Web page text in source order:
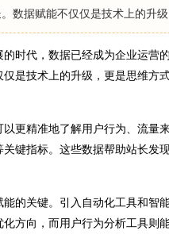
。数据赋能不仅仅是技术上的
代，数据已经成为企业运营
是技术上的升级，更是思维方
精准地了解用户行为、流量来
键指标。这些数据帮助站长发
关键。引入自动化工具和智能
方向，而用户行为分析工具则